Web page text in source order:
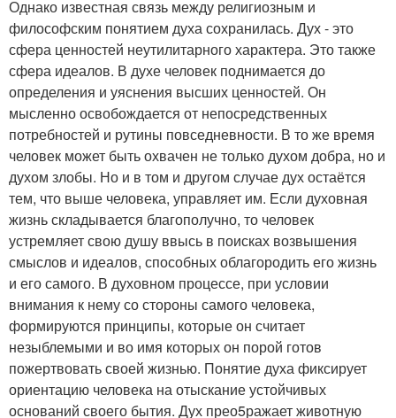
Однако известная связь между религиозным и
философским понятием духа сохранилась. Дух - это
сфера ценностей неутилитарного характера. Это также
сфера идеалов. В духе человек поднимается до
определения и уяснения высших ценностей. Он
мысленно освобождается от непосредственных
потребностей и рутины повседневности. В то же время
человек может быть охвачен не только духом добра, но и
духом злобы. Но и в том и другом случае дух остаётся
тем, что выше человека, управляет им. Если духовная
жизнь складывается благополучно, то человек
устремляет свою душу ввысь в поисках возвышения
смыслов и идеалов, способных облагородить его жизнь
и его самого. В духовном процессе, при условии
внимания к нему со стороны самого человека,
формируются принципы, которые он считает
незыблемыми и во имя которых он порой готов
пожертвовать своей жизнью. Понятие духа фиксирует
ориентацию человека на отыскание устойчивых
оснований своего бытия. Дух прео5ражает животную